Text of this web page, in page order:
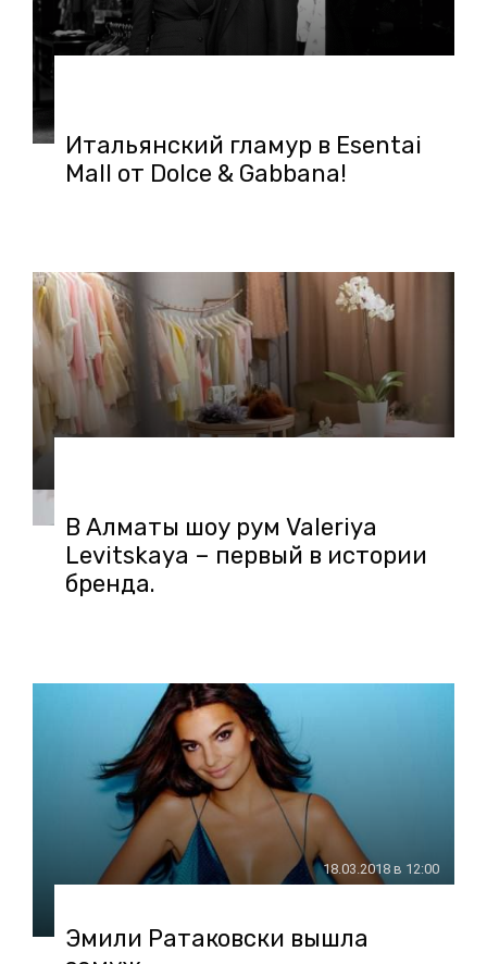
Итальянский гламур в Esentai
Mall от Dolce & Gabbana!
В Алматы шоу рум Valeriya
Levitskaya – первый в истории
бренда.
18.03.2018 в 12:00
Эмили Ратаковски вышла